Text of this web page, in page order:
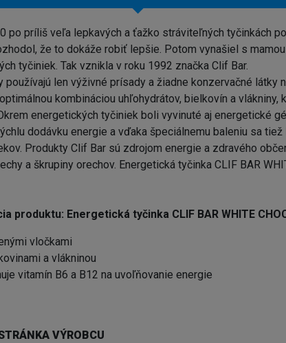
po príliš veľa lepkavých a ťažko stráviteľných tyčinkách
že to dokáže robiť lepšie. Potom vynašiel s
tyčiniek. Tak vznikla v roku 1992 značka Clif Bar.
používajú len výživné prísady a žiadne konzervačné látky
kombináciou uhľohydrátov, bielkovín a
energetických tyčiniek boli vyvinuté aj energetické
dodávku energie a vďaka špeciálnemu baleniu sa
Produkty Clif Bar sú zdrojom energie a zdravého
a škrupiny orechov. Energetická tyčinka CLIF BAR
produktu: Energetická tyčinka CLIF BAR WHITE
vločkami
a vlákninou
vitamín B6 a B12 na uvoľňovanie energie
VÝROBCU